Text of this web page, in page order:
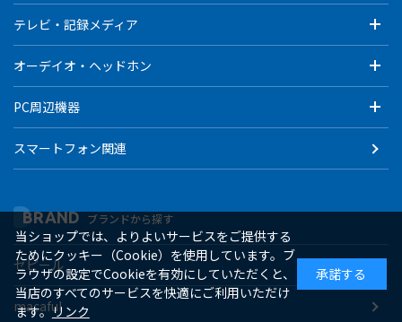
テレビ・記録メディア
オーデイオ・ヘッドホン
PC周辺機器
スマートフォン関連
BRAND ブランドから探す
ゼピール
macaful
当ショップでは、よりよいサービスをご提供する
ためにクッキー（Cookie）を使用しています。ブ
ラウザの設定でCookieを有効にしていただくと、
当店のすべてのサービスを快適にご利用いただけ
ます。リンク
承諾する